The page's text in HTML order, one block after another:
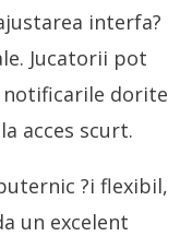
interfa?
Jucatorii pot
dorite
acces scurt.
?i flexibil,
un excelent